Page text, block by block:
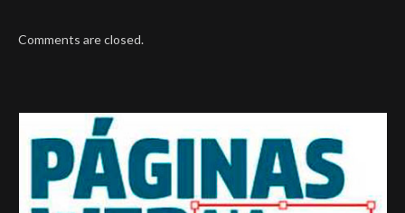
Comments are closed.